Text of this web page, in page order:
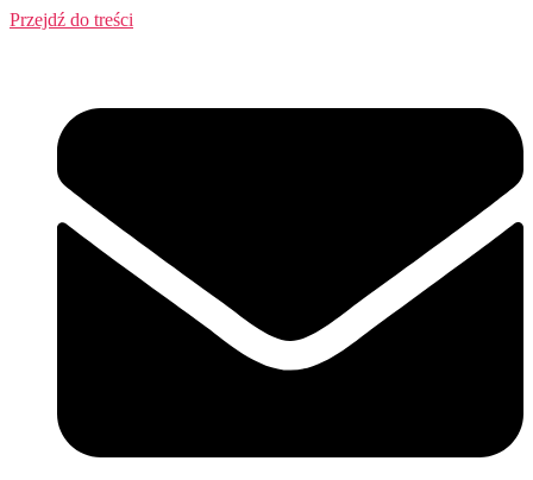
Przejdź do treści